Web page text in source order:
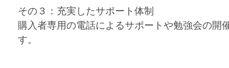
その３：充実したサポート体制
購入者専用の電話によるサポートや勉強会の開
す。